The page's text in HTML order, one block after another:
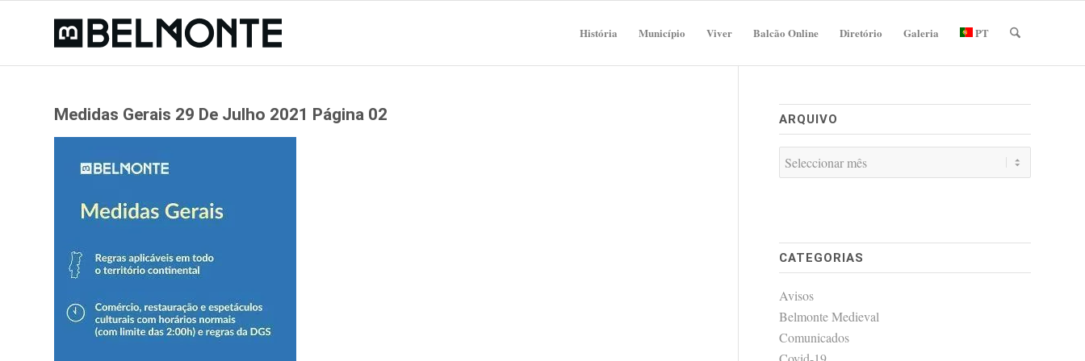
História Município Viver Balcão Online Diretório Galeria PT
Medidas Gerais 29 De Julho 2021 Página 02 ARQUIVO
CATEGORIAS
Avisos
Belmonte Medieval
Comunicados